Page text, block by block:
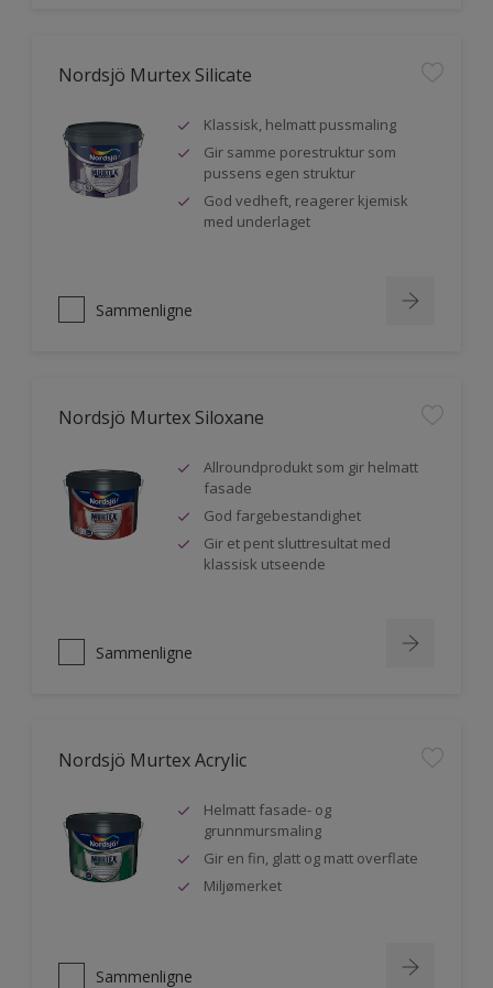
Nordsjö Murtex Silicate
Klassisk, helmatt pussmaling
Gir samme porestruktur som
pussens egen struktur
God vedheft, reagerer kjemisk
med underlaget
Sammenligne
Nordsjö Murtex Siloxane
Allroundprodukt som gir helmatt
fasade
God fargebestandighet
Gir et pent sluttresultat med
klassisk utseende
Sammenligne
Nordsjö Murtex Acrylic
Helmatt fasade- og
grunnmursmaling
Gir en fin, glatt og matt overflate
Miljømerket
Sammenligne